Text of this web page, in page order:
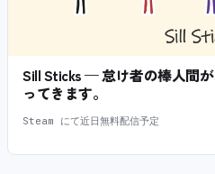
Sill Sticks — 怠け者の棒人間
ってきます。
Steam にて近日無料配信予定